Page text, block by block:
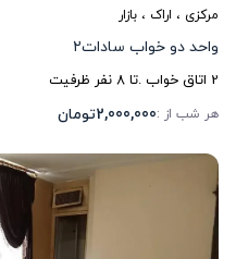
مرکزی ، اراک ، بازار
واحد دو خواب سادات۲
2 اتاق خواب .تا8نفر ظرفیت
هر شب از :2,000,000تومان